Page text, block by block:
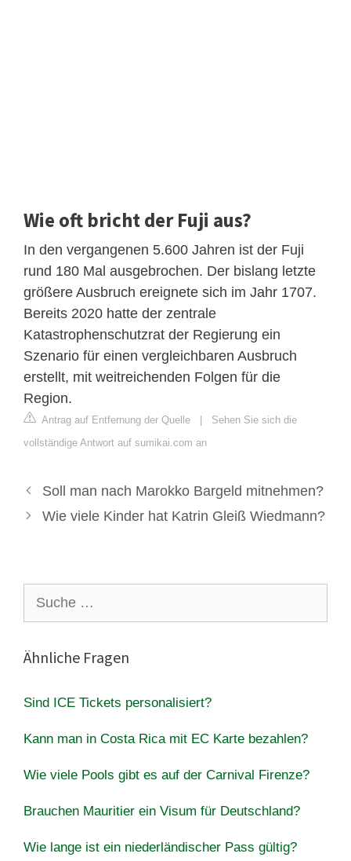
Wie oft bricht der Fuji aus?
In den vergangenen 5.600 Jahren ist der Fuji
rund 180 Mal ausgebrochen. Der bislang letzte
größere Ausbruch ereignete sich im Jahr 1707.
Bereits 2020 hatte der zentrale
Katastrophenschutzrat der Regierung ein
Szenario für einen vergleichbaren Ausbruch
erstellt, mit weitreichenden Folgen für die
Region.
Antrag auf Entfernung der Quelle | Sehen Sie sich die
vollständige Antwort auf sumikai.com an
Soll man nach Marokko Bargeld mitnehmen?
Wie viele Kinder hat Katrin Gleiß Wiedmann?
nach:
Ähnliche Fragen
Sind ICE Tickets personalisiert?
Kann man in Costa Rica mit EC Karte bezahlen?
Wie viele Pools gibt es auf der Carnival Firenze?
Brauchen Mauritier ein Visum für Deutschland?
Wie lange ist ein niederländischer Pass gültig?